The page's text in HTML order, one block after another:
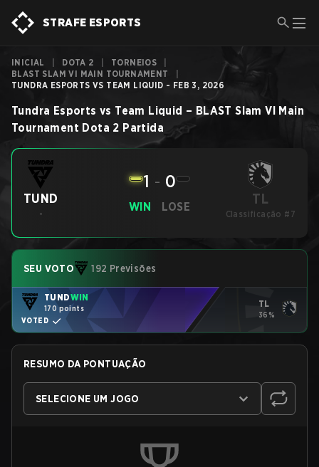
STRAFE ESPORTS
INICIAL DOTA 2 TORNEIOS
BLAST SLAM VI MAIN TOURNAMENT
TUNDRA ESPORTS VS TEAM LIQUID - FEB 3, 2026
Tundra Esports vs Team Liquid – BLAST Slam VI Main
Tournament Dota 2 Partida
TUND
-
WIN
1 - 0
LOSE TL
Classificação #7
SEU VOTO 192 Previsões
TUNDWIN
170 points
VOTED
TL
36%
RESUMO DA PONTUAÇÃO
SELECIONE UM JOGO